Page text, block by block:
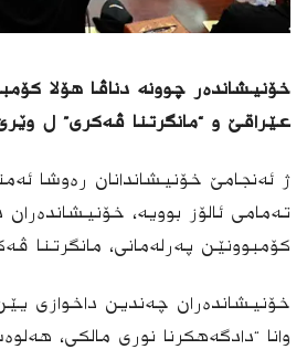
خۆنیشاندەر چوونە دناڤا هۆلا
عێراقێ و “مانگرتنا ڤه‌كری” ل
ژ ئه‌نجامێ خۆنیشاندانان ره‌وشا
ته‌مامی ئالۆز بوویە، خۆنیشاندەران
کۆمبوونێن پەرلەمانی، مانگرتنا
خۆنیشانده‌ران چەندین داخوازی
وانا “دادگه‌هكرنا نوری مالکی،